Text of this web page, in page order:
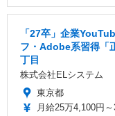
「27卒」企業
フ・Adobe系習得「
丁目
株式会社ELシステム
東京都
月給25万4,100円～